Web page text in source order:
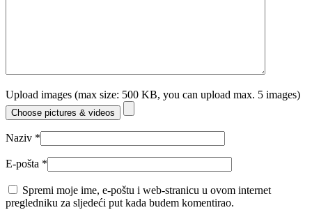
Upload images (max size: 500 KB, you can upload max. 5 images)
Choose pictures & videos
Naziv *
E-pošta *
Spremi moje ime, e-poštu i web-stranicu u ovom internet
pregledniku za sljedeći put kada budem komentirao.